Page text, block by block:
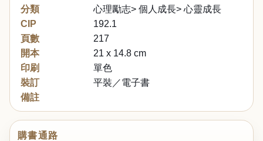
分類
心理勵志> 個人成長> 心靈成長
CIP
192.1
頁數
217
開本
21 x 14.8 cm
印刷
單色
裝訂
平裝／電子書
備註
購書通路